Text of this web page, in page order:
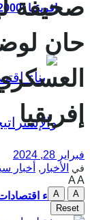
إفريقيا (2000–2026)
بناء
صحيفة
حان
إفريقيا
فبراير 28, 2024
في الأخبار , أخبار
AA
A
A
Reset